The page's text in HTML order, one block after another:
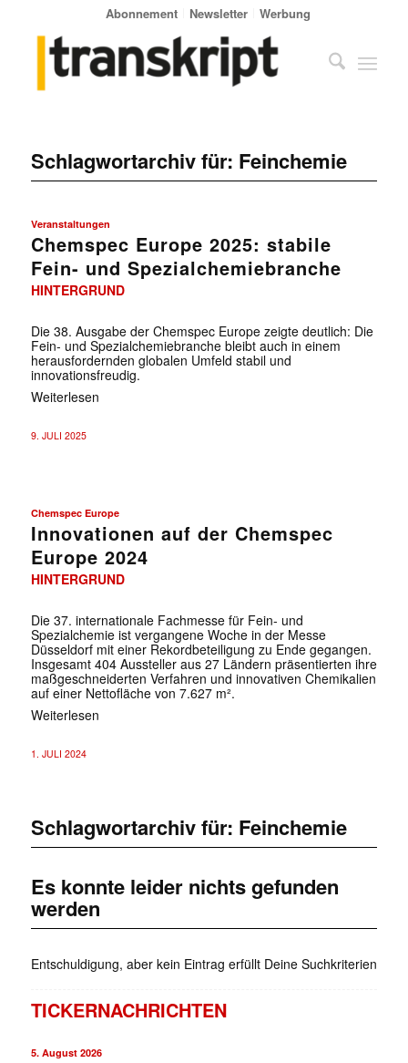
Abonnement Newsletter Werbung
Schlagwortarchiv für: Feinchemie
Veranstaltungen
Chemspec Europe 2025: stabile
Fein- und Spezialchemiebranche
HINTERGRUND
Die 38. Ausgabe der Chemspec Europe zeigte deutlich: Die
Fein- und Spezialchemiebranche bleibt auch in einem
herausfordernden globalen Umfeld stabil und
innovationsfreudig.
Weiterlesen
9. JULI 2025
Chemspec Europe
Innovationen auf der Chemspec
Europe 2024
HINTERGRUND
Die 37. internationale Fachmesse für Fein- und
Spezialchemie ist vergangene Woche in der Messe
Düsseldorf mit einer Rekordbeteiligung zu Ende gegangen.
Insgesamt 404 Aussteller aus 27 Ländern präsentierten ihre
maßgeschneiderten Verfahren und innovativen Chemikalien
auf einer Nettofläche von 7.627 m².
Weiterlesen
1. JULI 2024
Schlagwortarchiv für: Feinchemie
Es konnte leider nichts gefunden
werden
Entschuldigung, aber kein Eintrag erfüllt Deine Suchkriterien
TICKERNACHRICHTEN
5. August 2026